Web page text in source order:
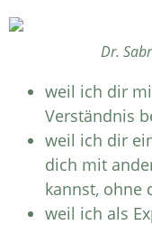
Dr.
weil ich dir
Verständnis
weil ich dir
dich mit
kannst, ohne
weil ich als